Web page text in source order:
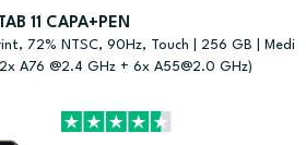
11 CAPA+PEN
72% NTSC, 90Hz, Touch | 256 GB | Medi
A76 @2.4 GHz + 6x A55@2.0 GHz)